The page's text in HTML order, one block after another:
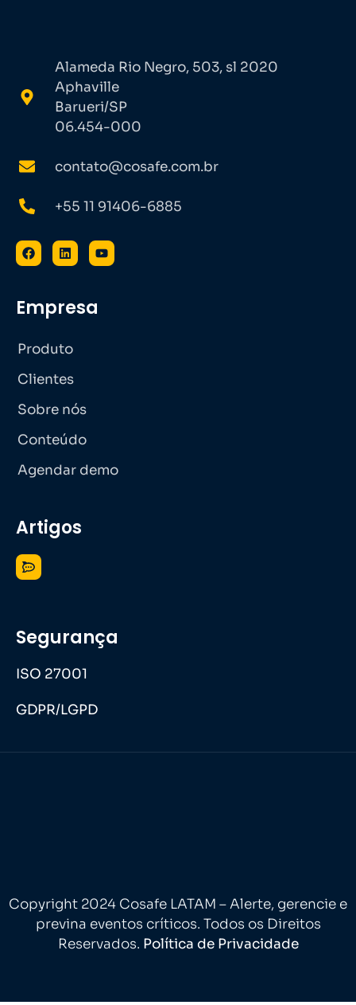
Alameda Rio Negro, 503, sl 2020
Aphaville
Barueri/SP
06.454-000
contato@cosafe.com.br
+55 11 91406-6885
Empresa
Produto
Clientes
Sobre nós
Conteúdo
Agendar demo
Artigos
Segurança
ISO 27001
GDPR/LGPD
Copyright 2024 Cosafe LATAM – Alerte, gerencie e
previna eventos críticos. Todos os Direitos
Reservados. Política de Privacidade